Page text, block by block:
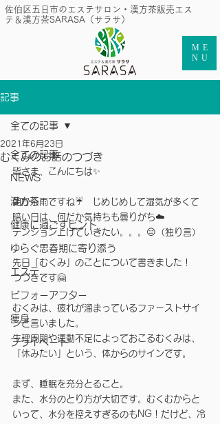
​佐伯区五日市のエステサロン・漢方茶販売エス
テ＆漢方茶SARASA（サラサ）
ME
NU
記事
全ての記事
NEWS
漢方茶
健康に過ごすヒント
ゆらぐ思春期に寄り添う
エステ
ビフォーアフター
痩身
プライベート
全ての記事
むくみのお話のつづき
2021年6月23日
皆さま、こんにちは✨
朝から雨ですね☔️　じめじめして湿気が多くて
暗い日は、何だか気持ちも曇りがち☁️
テンション上げていきたい。。。😑（独り言）
先日「むくみ」のことについて書きました！
つづきです🤗
むくみは、疲れが溜まっているファーストサイ
ンと言いました。
生理周期や運動不足によっておこるむくみは、
「休みたい」という、体からのサインです。
まず、睡眠を充分とること。
また、水分のとり方が大切です。むくむからと
いって、水分を控えすぎるのもNG！だけど、冷